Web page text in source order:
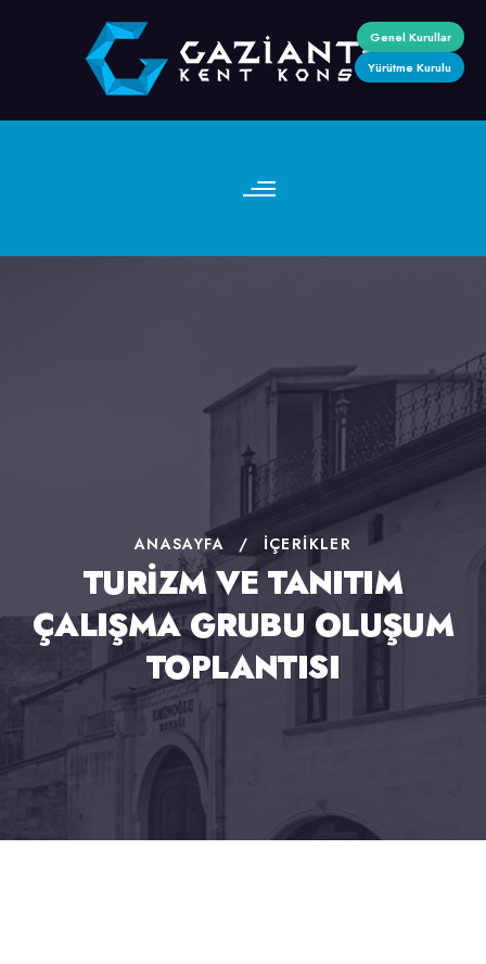
Genel Kurullar
Yürütme Kurulu
ANASAYFA / İÇERIKLER
TURİZM VE TANITIM
ÇALIŞMA GRUBU OLUŞUM
TOPLANTISI